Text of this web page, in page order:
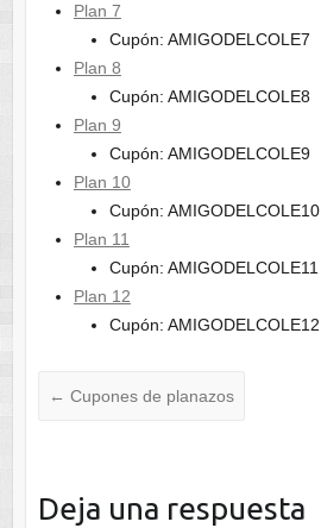
Plan 7
Cupón: AMIGODELCOLE7
Plan 8
Cupón: AMIGODELCOLE8
Plan 9
Cupón: AMIGODELCOLE9
Plan 10
Cupón: AMIGODELCOLE10
Plan 11
Cupón: AMIGODELCOLE11
Plan 12
Cupón: AMIGODELCOLE12
← Cupones de planazos
Deja una respuesta